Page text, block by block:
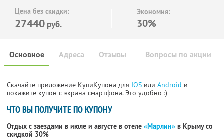
Цена без скидки:
27440 руб.
Экономия:
30%
Основное Отзывы Вопросы по акции
Адреса
Скачайте приложение КупиКупона для IOS или Android и
покажите купон с экрана смартфона. Это удобно :)
ЧТО ВЫ ПОЛУЧИТЕ ПО КУПОНУ
Отдых с заездами в июле и августе в отеле «Марлин» в Крыму со
скидкой 30%